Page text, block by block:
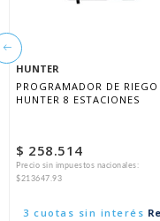
HUNTER
PROGRAMADOR DE RIEGO
HUNTER 8 ESTACIONES
$ 258.514
Precio sin impuestos nacionales:
$213647.93
3 cuotas sin interés